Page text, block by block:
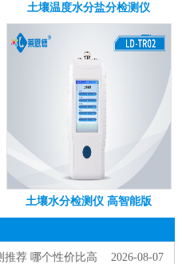
土壤温度水分盐分检测仪
土壤水分检测仪 高智能版
2026-08-07
推荐 哪个性价比高